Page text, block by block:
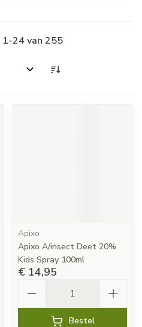
1-24van 255
Apixo
Apixo A/insect Deet 20%
Kids Spray 100ml
€ 14,95
Bestel